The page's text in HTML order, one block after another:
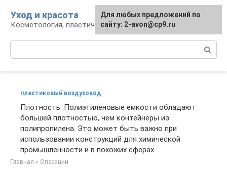
контенту
Уход и красота
Косметология, пластическая хирургия, уход
пластиковый воздуховод
Плотность. Полиэтиленовые емкости обладают
большей плотностью, чем контейнеры из
полипропилена. Это может быть важно при
использовании конструкций для химической
промышленности и в похожих сферах.
Главная » Операции
Для любых предложений по
сайту: 2-avon@cp9.ru